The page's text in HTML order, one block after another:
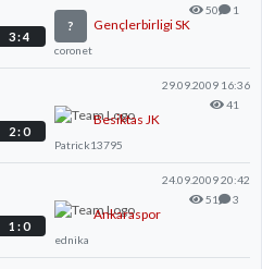
50
1
3 : 4
? Gençlerbirligi SK
coronet
29.09.2009 16:36
41
2 : 0
Besiktas JK
Patrick13795
24.09.2009 20:42
51
3
1 : 0
Ankaraspor
ednika